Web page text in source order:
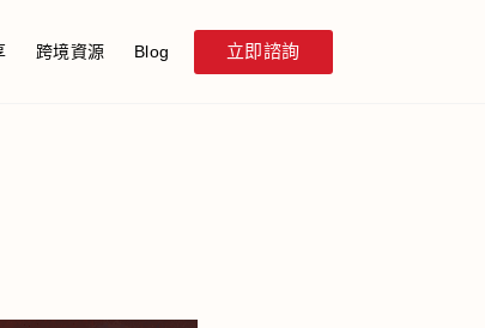
跨境資源 Blog 立即諮詢